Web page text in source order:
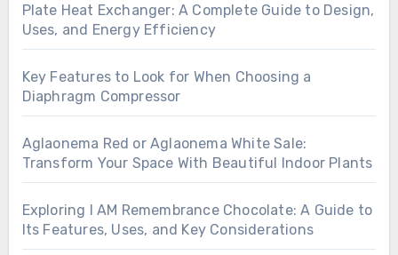
Plate Heat Exchanger: A Complete Guide to Design,
Uses, and Energy Efficiency
Key Features to Look for When Choosing a
Diaphragm Compressor
Aglaonema Red or Aglaonema White Sale:
Transform Your Space With Beautiful Indoor Plants
Exploring I AM Remembrance Chocolate: A Guide to
Its Features, Uses, and Key Considerations